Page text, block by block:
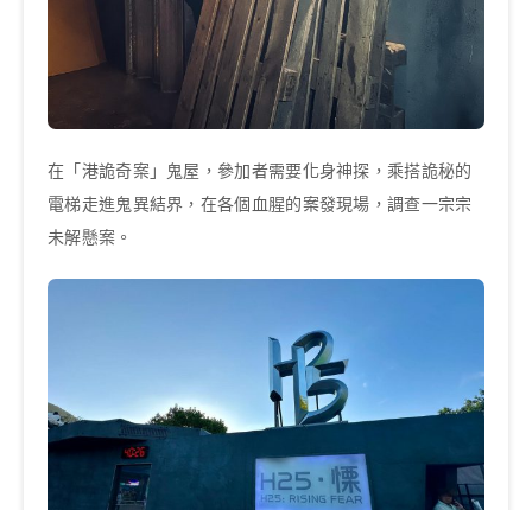
在「港詭奇案」鬼屋，參加者需要化身神探，乘搭詭秘的
電梯走進鬼異結界，在各個血腥的案發現場，調查一宗宗
未解懸案。